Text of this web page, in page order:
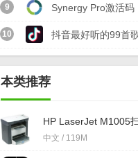
费版
txt(古龙武侠小说合
免费版
9 Synergy Pro激活码
(Synergy Pro注册
10 抖音最好听的99首
本类推荐
HP LaserJet M1005
动免费版(惠普扫描仪
装板
中文 / 119M